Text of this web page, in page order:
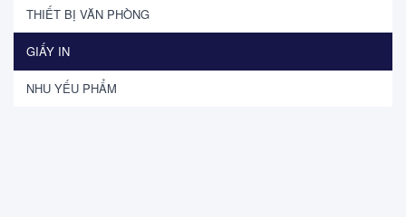
THIẾT BỊ VĂN PHÒNG
GIẤY IN
NHU YẾU PHẨM